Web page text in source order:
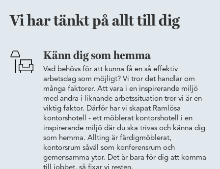
Vi har tänkt på allt till dig
Känn dig som hemma
Vad behövs för att kunna få en så effektiv
arbetsdag som möjligt? Vi tror det handlar om
många faktorer. Att vara i en inspirerande miljö
med andra i liknande arbetssituation tror vi är en
viktig faktor. Därför har vi skapat Ramlösa
kontorshotell - ett möblerat kontorshotell i en
inspirerande miljö där du ska trivas och känna dig
som hemma. Allting är färdigmöblerat,
kontorsrum såväl som konferensrum och
gemensamma ytor. Det är bara för dig att komma